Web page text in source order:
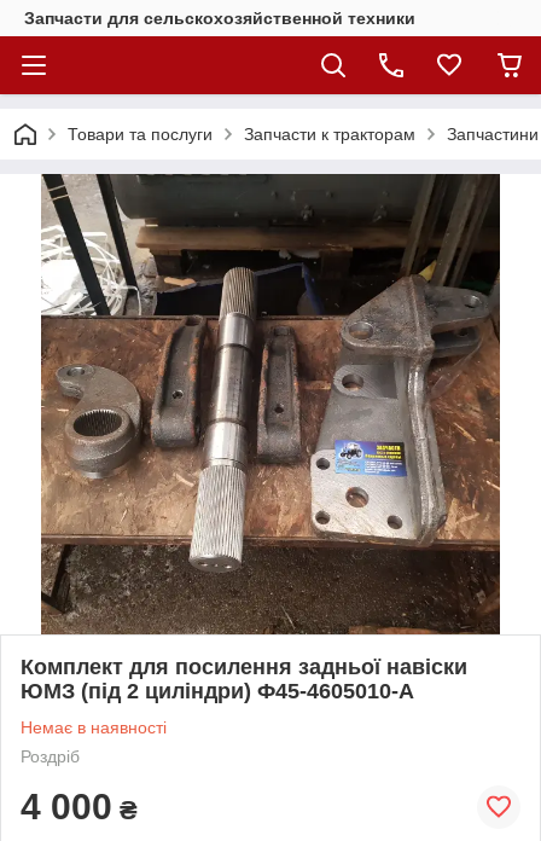
Запчасти для сельскохозяйственной техники
Товари та послуги Запчасти к тракторам
Комплект для посилення задньої навіски
ЮМЗ (під 2 циліндри) Ф45-4605010-А
Немає в наявності
Роздріб
4 000 ₴